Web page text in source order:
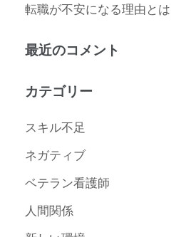
転職が不安になる理由とは
最近のコメント
カテゴリー
スキル不足
ネガティブ
ベテラン看護師
人間関係